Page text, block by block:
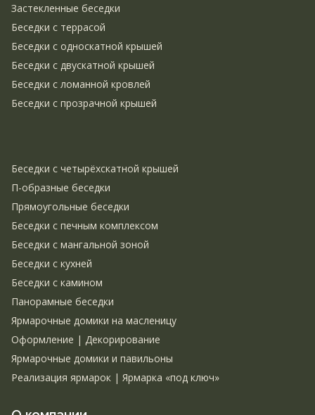
Застекленные беседки
Беседки с террасой
Беседки с односкатной крышей
Беседки с двускатной крышей
Беседки с ломанной кровлей
Беседки с прозрачной крышей
Беседки с четырёхскатной крышей
П-образные беседки
Прямоугольные беседки
Беседки с печным комплексом
Беседки с мангальной зоной
Беседки с кухней
Беседки с камином
Панорамные беседки
Ярмарочные домики на масленицу
Оформление | Декорирование
Ярмарочные домики и павильоны
Реализация ярмарок | Ярмарка «под ключ»